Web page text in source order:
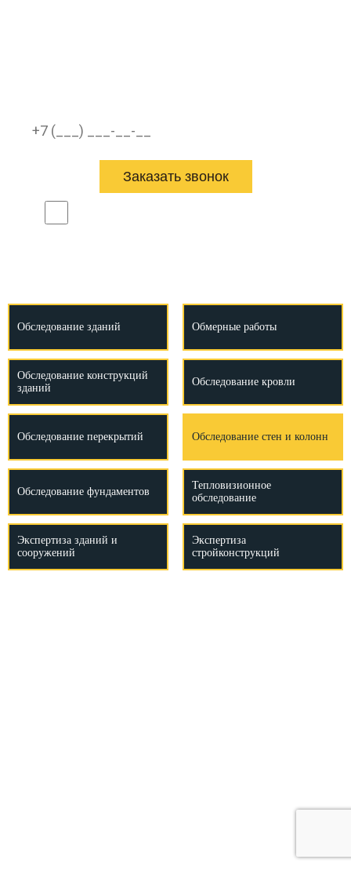
Обследование зданий Обмерные работы
Обследование конструкций
зданий
Обследование кровли
Обследование перекрытий Обследование стен и колонн
Обследование фундаментов
Тепловизионное
обследование
Экспертиза зданий и
сооружений
Экспертиза
стройконструкций